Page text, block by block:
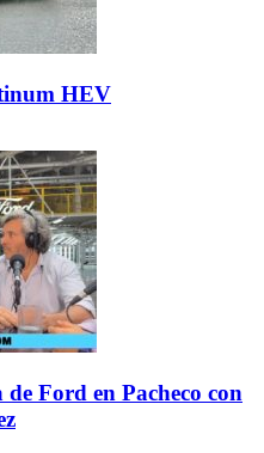
HEV
Ford en Pacheco con